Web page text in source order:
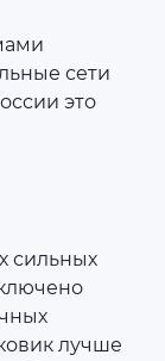
сети
это
сильных
лучше